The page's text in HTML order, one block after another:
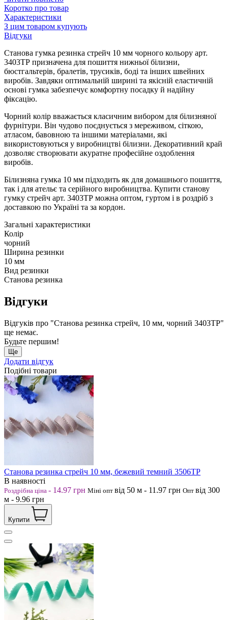
Коротко про товар
Характеристики
З цим товаром купують
Відгуки
Станова гумка резинка стрейч 10 мм чорного кольору арт.
3403ТР призначена для пошиття нижньої білизни,
бюстгальтерів, бралетів, трусиків, боді та інших швейних
виробів. Завдяки оптимальній ширині та якісній еластичній
основі гумка забезпечує комфортну посадку й надійну
фіксацію.
Чорний колір вважається класичним вибором для білизняної
фурнітури. Він чудово поєднується з мереживом, сіткою,
атласом, бавовною та іншими матеріалами, які
використовуються у виробництві білизни. Декоративний край
дозволяє створювати акуратне професійне оздоблення
виробів.
Білизняна гумка 10 мм підходить як для домашнього пошиття,
так і для ательє та серійного виробництва. Купити станову
гумку стрейч арт. 3403ТР можна оптом, гуртом і в роздріб з
доставкою по Україні та за кордон.
Загальні характеристики
Колір
чорний
Ширина резинки
10 мм
Вид резинки
Станова резинка
Відгуки
Відгуків про "Станова резинка стрейч, 10 мм, чорний 3403ТР"
ще немає.
Будьте першим!
Ще
Додати відгук
Подібні товари
Станова резинка стрейч 10 мм, бежевий темний 3506ТР
В наявності
Роздрібна ціна - 14.97 грн Міні опт від 50 м - 11.97 грн Опт від 300
м - 9.96 грн
Купити